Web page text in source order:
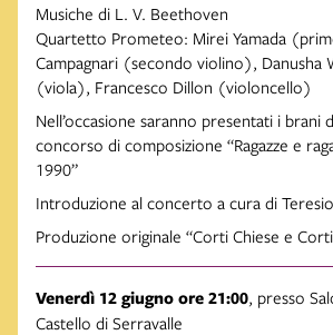
Musiche di L. V. Beethoven
Quartetto Prometeo: Mirei Yamada
Campagnari (secondo violino), Danusha
(viola), Francesco Dillon (violoncello)
Nell’occasione saranno presentati i brani
concorso di composizione “Ragazze e
1990”
Introduzione al concerto a cura di
Produzione originale “Corti Chiese e
Venerdì 12 giugno ore 21:00, presso
Castello di Serravalle